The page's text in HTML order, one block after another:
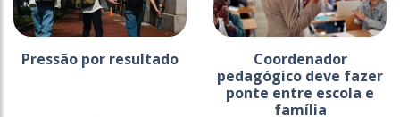
Pressão por resultado
Coordenador
pedagógico deve fazer
ponte entre escola e
família